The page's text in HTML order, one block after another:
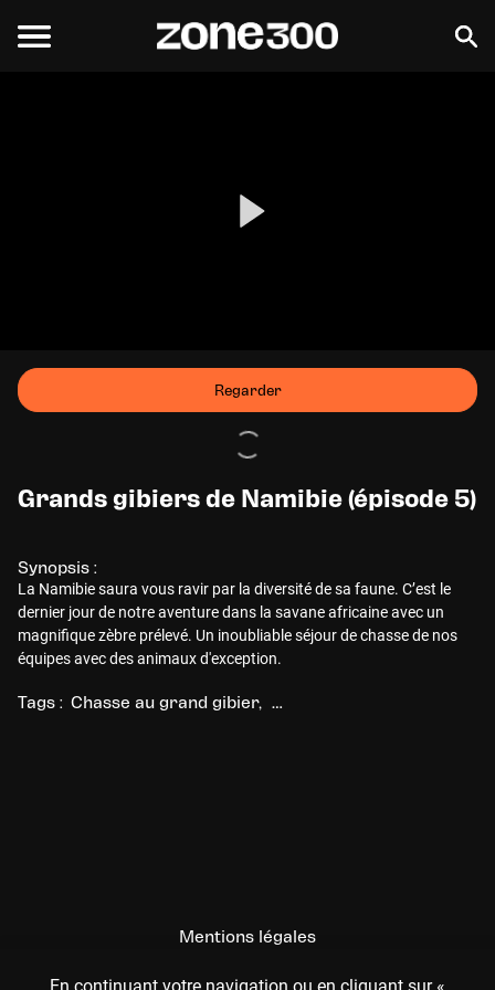
Regarder
Grands gibiers de Namibie (épisode 5)
Synopsis :
La Namibie saura vous ravir par la diversité de sa faune. C’est le
dernier jour de notre aventure dans la savane africaine avec un
magnifique zèbre prélevé. Un inoubliable séjour de chasse de nos
équipes avec des animaux d'exception.
Tags : Chasse au grand gibier Chasse à l'approche / à
Mentions légales